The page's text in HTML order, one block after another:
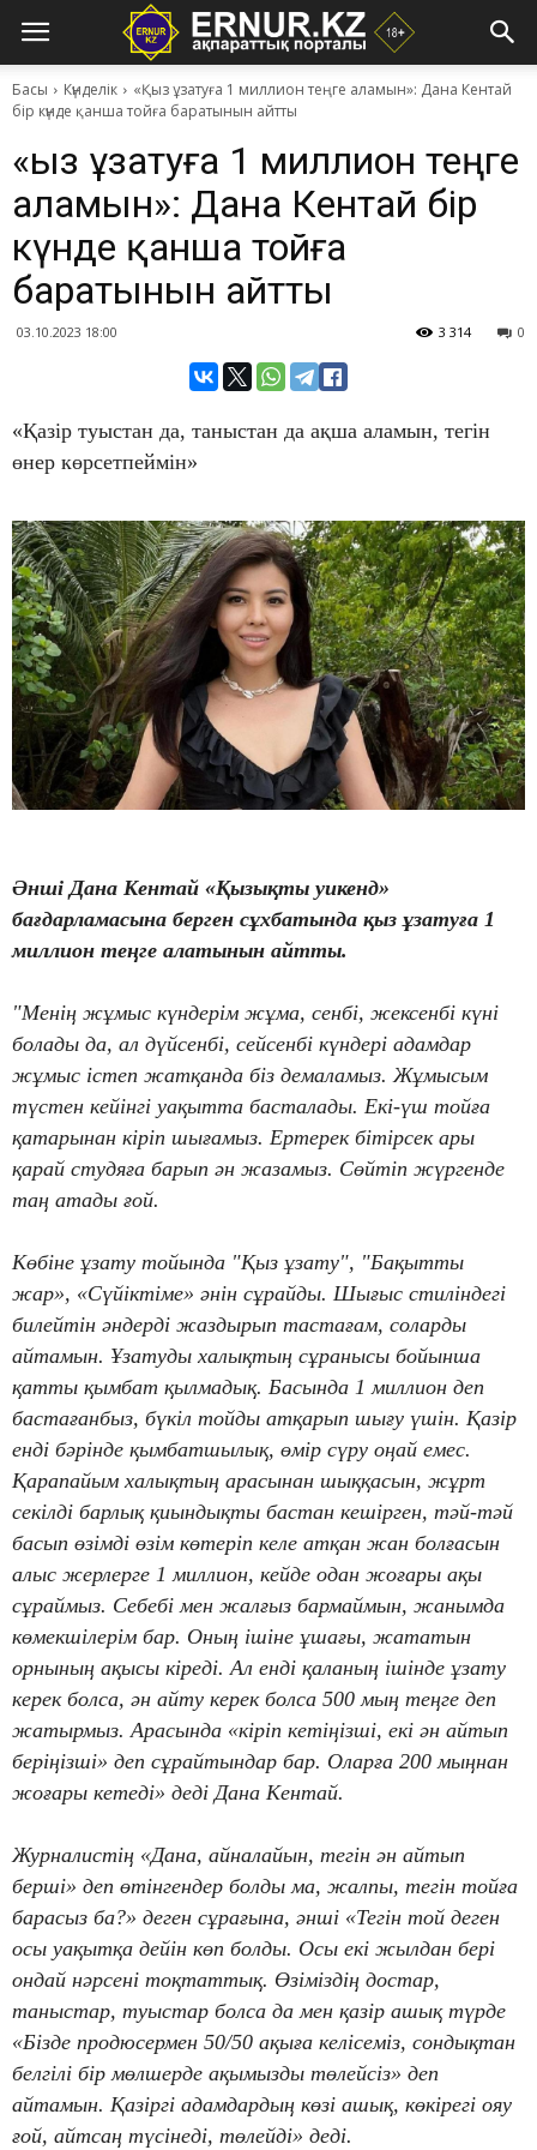
Басы Күнделік
​«Қыз ұзатуға 1 миллион теңге аламын»: Дана Кентай
бір күнде қанша тойға баратынын айтты
​«Қыз ұзатуға 1 миллион теңге
аламын»: Дана Кентай бір
күнде қанша тойға
баратынын айтты
03.10.2023 18:00 0
3 314
«Қазір туыстан да, таныстан да ақша аламын, тегін
өнер көрсетпеймін»
Әнші Дана Кентай «Қызықты уикенд»
бағдарламасына берген сұхбатында қыз ұзатуға 1
миллион теңге алатынын айтты.
"Менің жұмыс күндерім жұма, сенбі, жексенбі күні
болады да, ал дүйсенбі, сейсенбі күндері адамдар
жұмыс істеп жатқанда біз демаламыз. Жұмысым
түстен кейінгі уақытта басталады. Екі-үш тойға
қатарынан кіріп шығамыз. Ертерек бітірсек ары
қарай студяға барып ән жазамыз. Сөйтіп жүргенде
таң атады ғой.
Көбіне ұзату тойында "Қыз ұзату", "Бақытты
жар», «Сүйіктіме» әнін сұрайды. Шығыс стиліндегі
билейтін әндерді жаздырып тастағам, соларды
айтамын. Ұзатуды халықтың сұранысы бойынша
қатты қымбат қылмадық. Басында 1 миллион деп
бастағанбыз, бүкіл тойды атқарып шығу үшін. Қазір
енді бәрінде қымбатшылық, өмір сүру оңай емес.
Қарапайым халықтың арасынан шыққасын, жұрт
секілді барлық қиындықты бастан кешірген, тәй-тәй
басып өзімді өзім көтеріп келе атқан жан болғасын
алыс жерлерге 1 миллион, кейде одан жоғары ақы
сұраймыз. Себебі мен жалғыз бармаймын, жанымда
көмекшілерім бар. Оның ішіне ұшағы, жататын
орнының ақысы кіреді. Ал енді қаланың ішінде ұзату
керек болса, ән айту керек болса 500 мың теңге деп
жатырмыз. Арасында «кіріп кетіңізші, екі ән айтып
беріңізші» деп сұрайтындар бар. Оларға 200 мыңнан
жоғары кетеді» деді Дана Кентай.
Журналистің «Дана, айналайын, тегін ән айтып
берші» деп өтінгендер болды ма, жалпы, тегін тойға
барасыз ба?» деген сұрағына, әнші «Тегін той деген
осы уақытқа дейін көп болды. Осы екі жылдан бері
ондай нәрсені тоқтаттық. Өзіміздің достар,
таныстар, туыстар болса да мен қазір ашық түрде
«Бізде продюсермен 50/50 ақыға келісеміз, сондықтан
белгілі бір мөлшерде ақымызды төлейсіз» деп
айтамын. Қазіргі адамдардың көзі ашық, көкірегі ояу
ғой, айтсаң түсінеді, төлейді» деді.